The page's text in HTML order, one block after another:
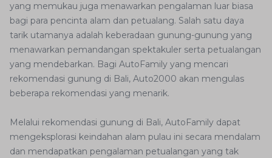
yang memukau juga menawarkan pengalaman luar biasa
bagi para pencinta alam dan petualang. Salah satu daya
tarik utamanya adalah keberadaan gunung-gunung yang
menawarkan pemandangan spektakuler serta petualangan
yang mendebarkan. Bagi AutoFamily yang mencari
rekomendasi gunung di Bali, Auto2000 akan mengulas
beberapa rekomendasi yang menarik.
Melalui rekomendasi gunung di Bali, AutoFamily dapat
mengeksplorasi keindahan alam pulau ini secara mendalam
dan mendapatkan pengalaman petualangan yang tak